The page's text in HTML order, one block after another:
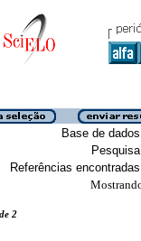
Base de
Referências
2